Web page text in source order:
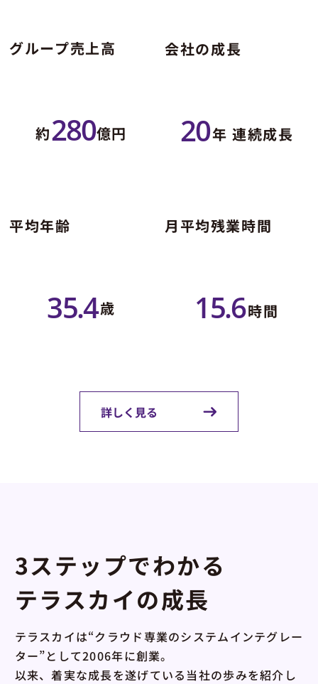
グループ売上高
約280億円
会社の成長
20年 連続成長
平均年齢
35.4歳
月平均残業時間
15.6時間
詳しく見る
3ステップでわかる
テラスカイの成長
テラスカイは“クラウド専業のシステムインテグレー
ター”として2006年に創業。
以来、着実な成長を遂げている当社の歩みを紹介し